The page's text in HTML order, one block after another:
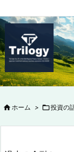
ホーム > 投資の